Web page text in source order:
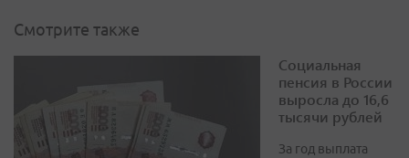
Смотрите также
Социальная
пенсия в России
выросла до 16,6
тысячи рублей
За год выплата